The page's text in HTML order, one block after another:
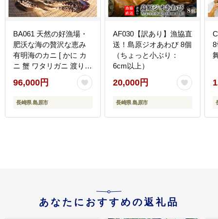
BA061 天然の好漁場・
肥沃な海の贅沢な恵み
有明海のカニ [ かに カ
ニ 蟹 ワタリガニ 渡り蟹
ガネ 冷蔵 島原漁業協同
組合 長崎県 島原市 ]
96,000円
長崎県 島原市
AF030【訳あり】漁協直
送！島原ジオあわび 8個
（ちょっと小ぶり：
6cm以上）
20,000円
長崎県 島原市
あなたにおすすめの返礼品